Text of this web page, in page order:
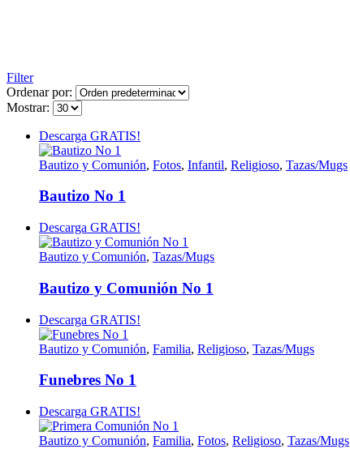
Filter
Ordenar por:
Mostrar:
Descarga GRATIS!
Bautizo y Comunión, Fotos, Infantil, Religioso, Tazas/Mugs
Bautizo No 1
Descarga GRATIS!
Bautizo y Comunión, Tazas/Mugs
Bautizo y Comunión No 1
Descarga GRATIS!
Bautizo y Comunión, Familia, Religioso, Tazas/Mugs
Funebres No 1
Descarga GRATIS!
Bautizo y Comunión, Familia, Fotos, Religioso, Tazas/Mugs